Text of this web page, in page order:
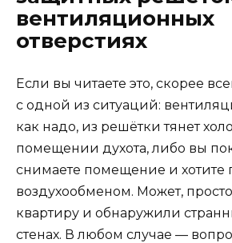
вентиляционных
отверстиях
Если вы читаете это, скорее
с одной из ситуаций:
как надо, из решётки тянет
помещении духота, либо вы
снимаете помещение и хотите
воздухообменом. Может,
квартиру и обнаружили
стенах. В любом случае —